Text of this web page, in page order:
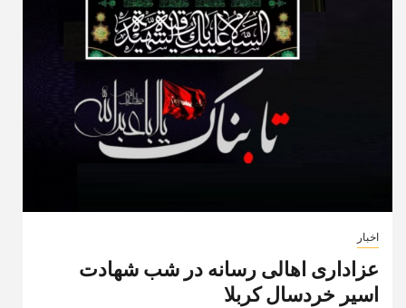
اخبار
عزاداری اهالی رسانه در شب شهادت
اسیر خردسال کربلا